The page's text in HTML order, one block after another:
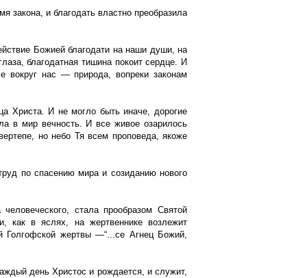
закона, и благодать властно преобразила
Божией благодати на наши души, на
благодатная тишина покоит сердце. И
вокруг нас — природа, вопреки законам
Христа. И не могло быть иначе, дорогие
в мир вечность. И все живое озарилось
но небо Тя всем проповеда, якоже
по спасению мира и созиданию нового
стала прообразом Святой
как в яслях, на жертвеннике возлежит
жертвы —“...се Агнец Божий,
день Христос и рождается, и служит,